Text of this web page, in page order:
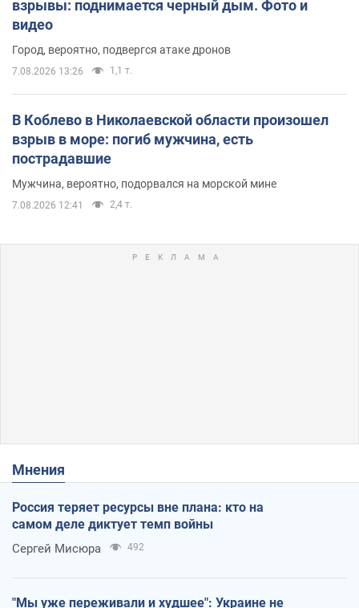
взрывы: поднимается черный дым. Фото и
видео
Город, вероятно, подвергся атаке дронов
7.08.2026 13:26 1,1 т.
В Коблево в Николаевской области произошел
взрыв в море: погиб мужчина, есть
пострадавшие
Мужчина, вероятно, подорвался на морской мине
7.08.2026 12:41 2,4 т.
Мнения
Россия теряет ресурсы вне плана: кто на
самом деле диктует темп войны
Сергей Мисюра 492
"Мы уже переживали и худшее": Украине не